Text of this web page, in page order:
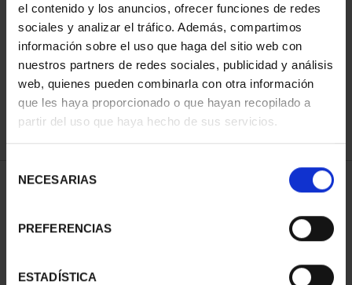
el contenido y los anuncios, ofrecer funciones de redes
sociales y analizar el tráfico. Además, compartimos
información sobre el uso que haga del sitio web con
nuestros partners de redes sociales, publicidad y análisis
web, quienes pueden combinarla con otra información
que les haya proporcionado o que hayan recopilado a
partir del uso que haya hecho de sus servicios.
NECESARIAS
PREFERENCIAS
ESTADÍSTICA
ORDENAR POR:
REFINAR
1 Productos encontrados